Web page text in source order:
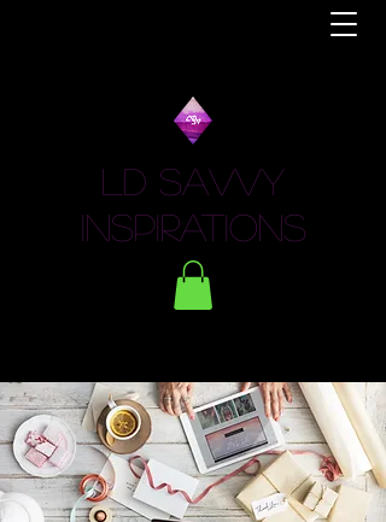
LD Savvy
Inspirations